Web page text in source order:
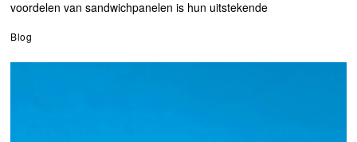
voordelen van sandwichpanelen is hun uitstekende
Blog